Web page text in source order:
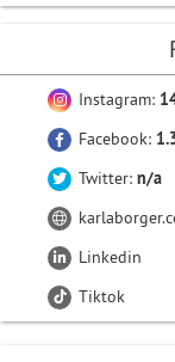
Instagram:
Facebook:
Twitter: n/a
Linkedin
Tiktok